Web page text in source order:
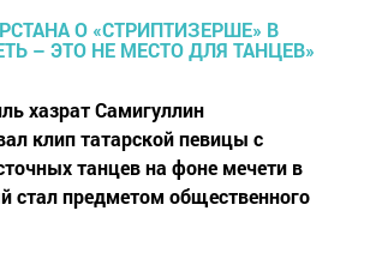
хазрат Самигуллин
клип татарской певицы с
танцев на фоне мечети в
стал предметом общественного